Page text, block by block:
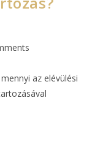
az elévülési